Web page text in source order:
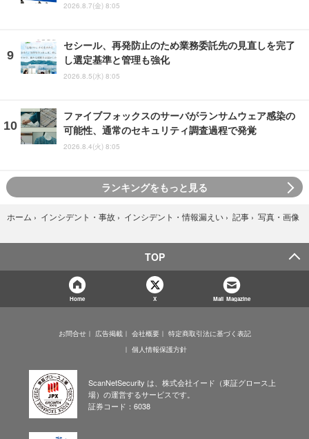
2026.8.7(金) 8:05
セシール、再発防止のため業務委託先の見直しを完了
し選定基準と管理も強化
2026.8.5(水) 8:05
ファイブフォックスのサーバがランサムウェア感染の
可能性、通常のセキュリティ調査過程で発覚
2026.8.4(火) 8:05
ランキングをもっと見る
ホーム › インシデント・事故 › インシデント・情報漏えい › 記事 › 写真・画像
TOP
Home X Mail Magazine
お問合せ 広告掲載 会社概要
特定商取引法に基づく表記
個人情報保護方針
ScanNetSecurity は、株式会社イード（東証グロース上
場）の運営するサービスです。
証券コード：6038